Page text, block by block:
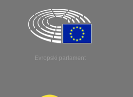
Evropski parlament